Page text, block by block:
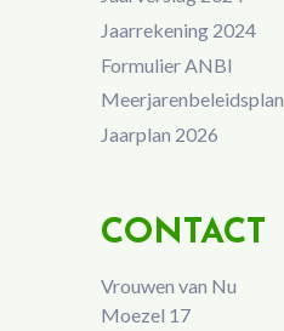
Jaarrekening 2024
Formulier ANBI
Meerjarenbeleidsplan
Jaarplan 2026
CONTACT
Vrouwen van Nu
Moezel 17